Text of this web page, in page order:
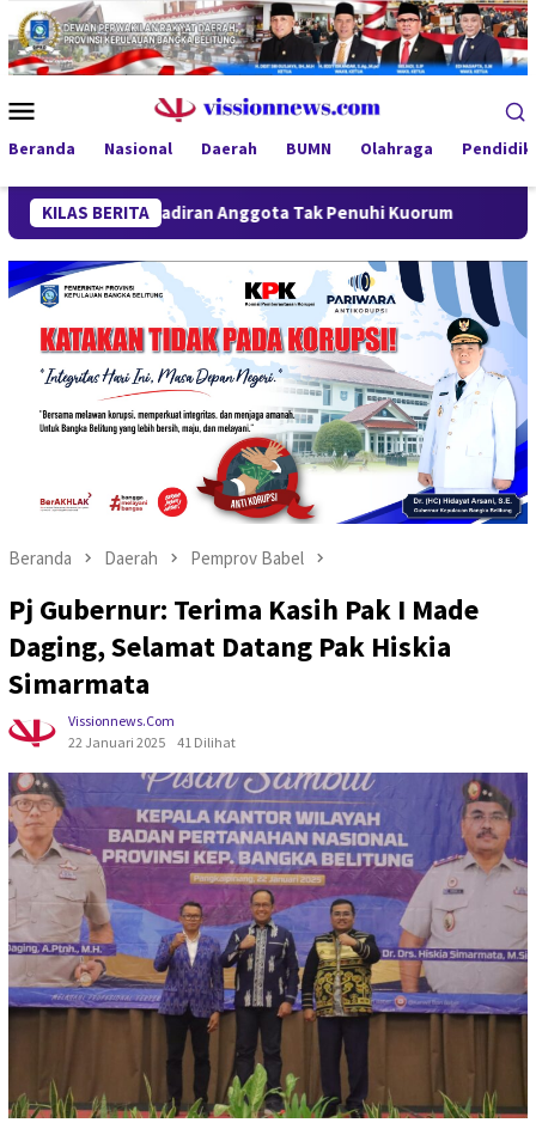
Loncat
ke
konten
Mobile
Beranda Nasional Daerah BUMN Olahraga
KILAS BERITA
Kehadiran Anggota Tak Penuhi Kuorum SiLPA
Beranda Daerah Pemprov Babel
Pj Gubernur: Terima Kasih Pak I Made
Daging, Selamat Datang Pak Hiskia
Simarmata
Vissionnews.com
22 Januari 2025
41 Dilihat